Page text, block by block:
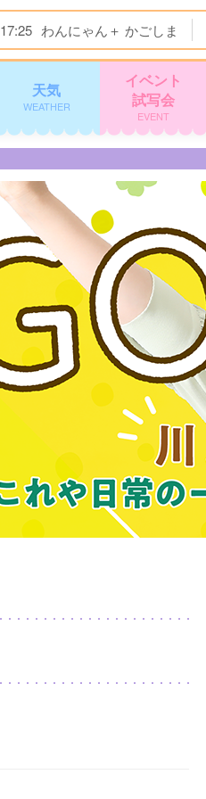
17:25 わんにゃん＋ かごしま
天気
WEATHER
イベント
試写会
EVENT